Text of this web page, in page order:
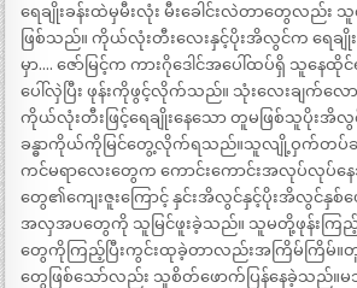
ရေချိုးခန်းထဲမှမီးလုံး မီးခေါင်းလဲတာတွေလည်း သူ
ဖြစ်သည်။ ကိုယ်လုံးတီးလေးနှင့်ပိုးအိလွင်က ရေချို
မှာ…. ဇော်မြင့်က ကားဂိုဒေါင်အပေါ်ထပ်ရှိ သူနေ
ပေါ်လှဲပြီး ဖုန်းကိုဖွင့်လိုက်သည်။ သုံးလေးချက်လ
ကိုယ်လုံးတီးဖြင့်ရေချိုးနေသော တူမဖြစ်သူပိုး
ခန္ဓာကိုယ်ကိုမြင်တွေ့လိုက်ရသည်။သူလျို့ဝှက်တပ်ဆ
ကင်မရာလေးတွေက ကောင်းကောင်းအလုပ်လုပ်န
တွေ၏ကျေးဇူးကြောင့် နှင်းအိလွင်နှင့်ပိုးအိလွင်နှ
အလှအပတွေကို သူမြင်ဖူးခဲ့သည်။ သူမတို့ဖုန်းကြည့်ရ
တွေကိုကြည့်ပြီးကွင်းထုခဲ့တာလည်းအကြိမ်ကြိမ်။တူ
တွေဖြစ်သော်လည်း သူစိတ်ဖောက်ပြန်နေခဲ့သည်။မ